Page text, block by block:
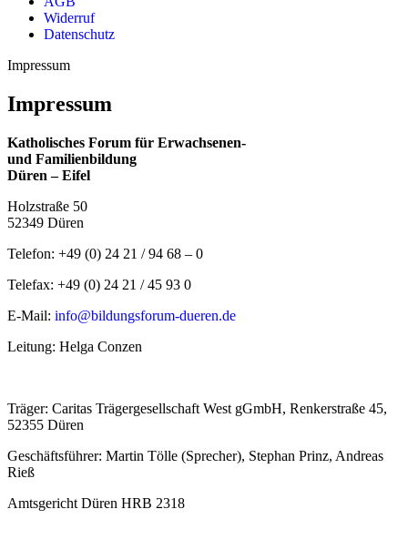
Widerruf
Datenschutz
Impressum
Impressum
Katholisches Forum für Erwachsenen-
und Familienbildung
Düren – Eifel
Holzstraße 50
52349 Düren
Telefon: +49 (0) 24 21 / 94 68 – 0
Telefax: +49 (0) 24 21 / 45 93 0
E-Mail: info@bildungsforum-dueren.de
Leitung: Helga Conzen
Träger: Caritas Trägergesellschaft West gGmbH, Renkerstraße 45,
52355 Düren
Geschäftsführer: Martin Tölle (Sprecher), Stephan Prinz, Andreas
Rieß
Amtsgericht Düren HRB 2318